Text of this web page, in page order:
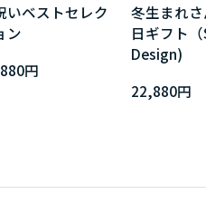
いベストセレク
ン
円
冬生まれ
日ギフト
Design)
22,880円